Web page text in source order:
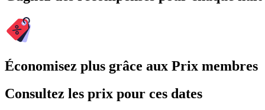
Économisez plus grâce aux Prix membres
Consultez les prix pour ces dates